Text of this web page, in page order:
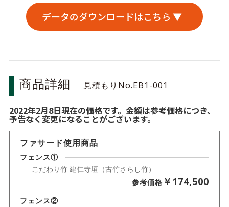
データのダウンロードはこちら ▼
商品詳細 見積もりNo.EB1-001
2022年2月8日現在の価格です。金額は参考価格につき、
予告なく変更になることがございます。
ファサード使用商品
フェンス①
こだわり竹 建仁寺垣（古竹さらし竹）
参考価格 ￥174,500
フェンス②